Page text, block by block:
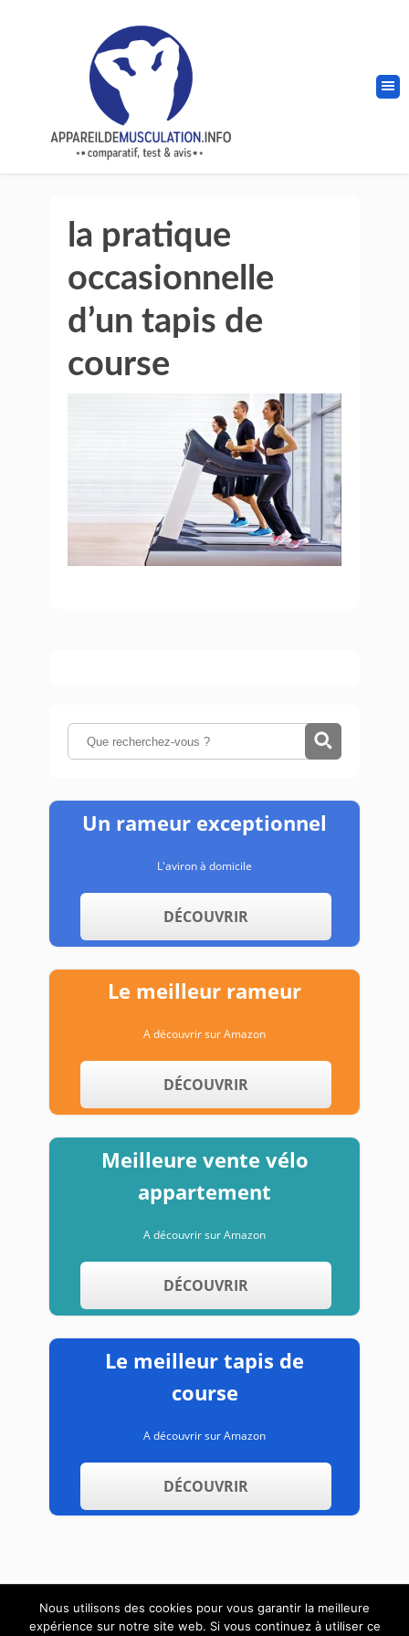
la pratique
occasionnelle
d’un tapis de
course
Un rameur exceptionnel
L'aviron à domicile
DÉCOUVRIR
Le meilleur rameur
A découvrir sur Amazon
DÉCOUVRIR
Meilleure vente vélo
appartement
A découvrir sur Amazon
DÉCOUVRIR
Le meilleur tapis de
course
A découvrir sur Amazon
DÉCOUVRIR
Nous utilisons des cookies pour vous garantir la meilleure
expérience sur notre site web. Si vous continuez à utiliser ce